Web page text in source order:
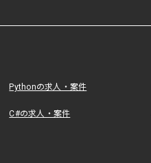
Pythonの求人・案件
C#の求人・案件